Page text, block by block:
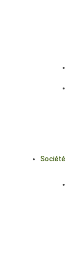
Société